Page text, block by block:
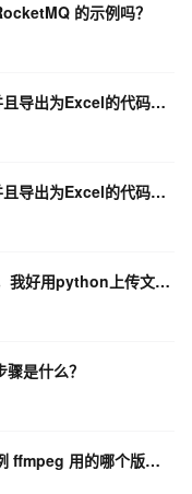
的示例吗？
如何使用Python获取所有表名、字段名并且导出为Excel的代码示例？
如何使用Python获取所有表名、字段名并且导出为Excel的代码示例？
在阿里云网盘与相册中,企业版有没有API，我好用python上传文件？
是什么？
modelscope-funasr的 python http 示例 ffmpeg 用的哪个版本啊？